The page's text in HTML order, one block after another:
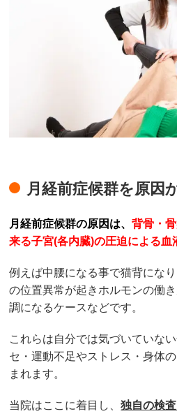
月経前症候群を原因
月経前症候群の原因は、背骨・
来る子宮(各内臓)の圧迫による血
例えば中腰になる事で猫背にな
の位置異常が起きホルモンの働
調になるケースなどです。
これらは自分では気づいていな
セ・運動不足やストレス・身体
まれます。
当院はここに着目し、独自の検